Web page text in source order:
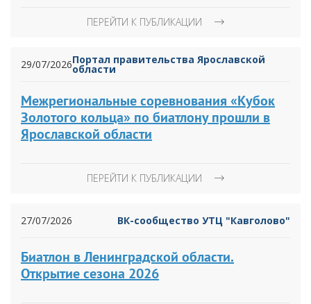
ПЕРЕЙТИ К ПУБЛИКАЦИИ
29/07/2026Портал правительства Ярославской
области
Межрегиональные соревнования «Кубок
Золотого кольца» по биатлону прошли в
Ярославской области
ПЕРЕЙТИ К ПУБЛИКАЦИИ
27/07/2026 ВК-сообщество УТЦ "Кавголово"
Биатлон в Ленинградской области.
Открытие сезона 2026